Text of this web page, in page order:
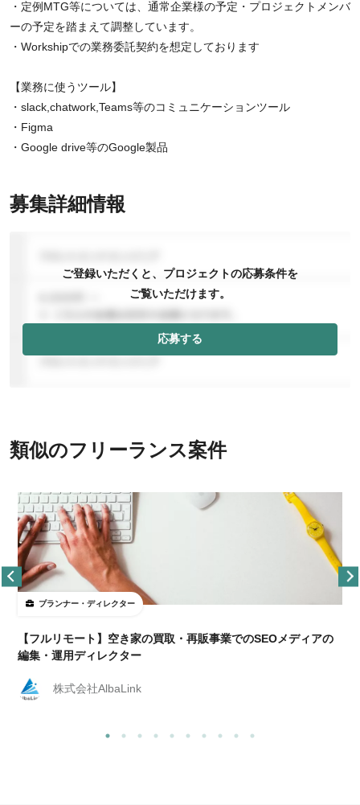
・定例MTG等については、通常企業様の予定・プロジェクトメンバ
ーの予定を踏まえて調整しています。
・Workshipでの業務委託契約を想定しております
【業務に使うツール】
・slack,chatwork,Teams等のコミュニケーションツール
・Figma
・Google drive等のGoogle製品
募集詳細情報
ご登録いただくと、プロジェクトの応募条件を
ご覧いただけます。
応募する
類似のフリーランス案件
プランナー・ディレクター
【フルリモート】空き家の買取・再販事業でのSEOメディアの
編集・運用ディレクター
株式会社AlbaLink